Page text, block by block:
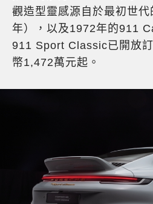
觀造型靈感源自於最初世
年），以及1972年的911
911 Sport Classic已開放
幣1,472萬元起。